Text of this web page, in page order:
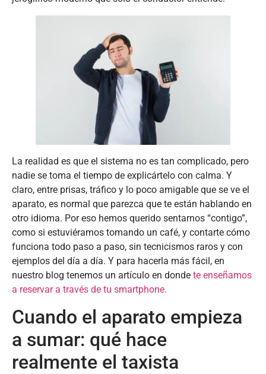
La realidad es que el sistema no es tan complicado, pero
nadie se toma el tiempo de explicártelo con calma. Y
claro, entre prisas, tráfico y lo poco amigable que se ve el
aparato, es normal que parezca que te están hablando en
otro idioma. Por eso hemos querido sentarnos “contigo”,
como si estuviéramos tomando un café, y contarte cómo
funciona todo paso a paso, sin tecnicismos raros y con
ejemplos del día a día. Y para hacerla más fácil, en
nuestro blog tenemos un artículo en donde te enseñamos
a reservar a través de tu smartphone.
Cuando el aparato empieza
a sumar: qué hace
realmente el taxista